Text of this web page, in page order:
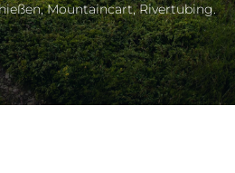
Mountaincart, Rivertubing.